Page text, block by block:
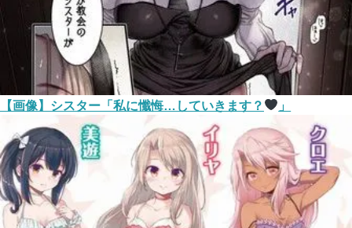
【画像】シスター「私に懺悔…していきます？ 」